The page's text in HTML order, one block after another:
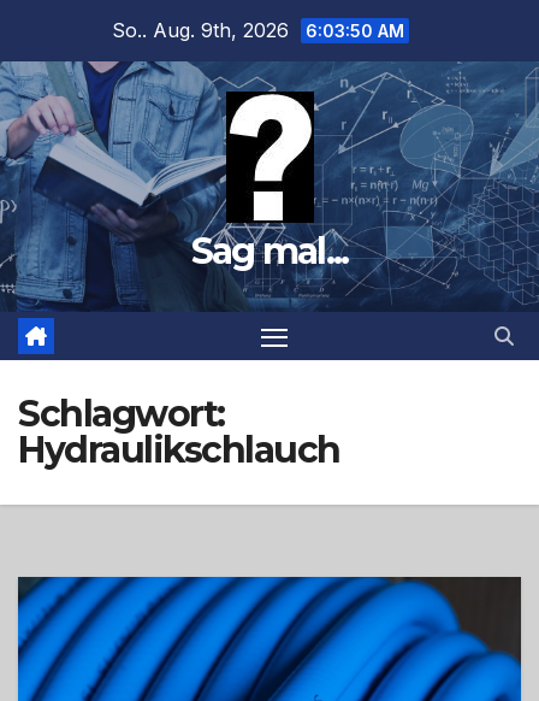
springen
So.. Aug. 9th, 2026 6:03:51 AM
Sag mal...
Schlagwort:
Hydraulikschlauch